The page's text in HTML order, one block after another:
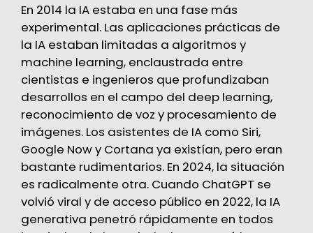
En 2014 la IA estaba en una fase más
experimental. Las aplicaciones prácticas de
la IA estaban limitadas a algoritmos y
machine learning, enclaustrada entre
cientistas e ingenieros que profundizaban
desarrollos en el campo del deep learning,
reconocimiento de voz y procesamiento de
imágenes. Los asistentes de IA como Siri,
Google Now y Cortana ya existían, pero eran
bastante rudimentarios. En 2024, la situación
es radicalmente otra. Cuando ChatGPT se
volvió viral y de acceso público en 2022, la IA
generativa penetró rápidamente en todos